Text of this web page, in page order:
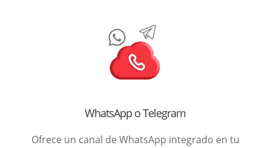
WhatsApp o Telegram
Ofrece un canal de WhatsApp integrado en tu